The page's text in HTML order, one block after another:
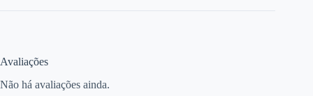
Avaliações
Não há avaliações ainda.